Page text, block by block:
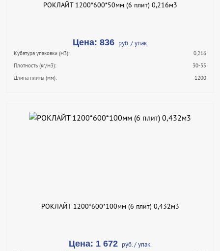
РОКЛАЙТ 1200*600*50мм (6 плит) 0,216м3
Цена: 836 руб. / упак.
Кубатура упаковки (м3):
0,216
Плотность (кг/м3):
30-35
Длина плиты (мм):
1200
В КОРЗИНУ
РОКЛАЙТ 1200*600*100мм (6 плит) 0,432м3
Цена: 1 672 руб. / упак.